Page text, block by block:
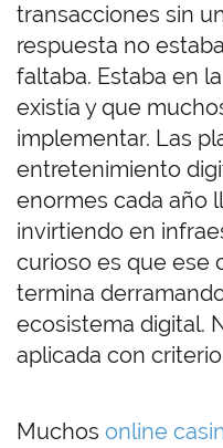
transacciones sin
respuesta no
faltaba. Estaba en
existía y que
implementar. Las
entretenimiento
enormes cada año
invirtiendo en
curioso es que ese
termina
ecosistema digital.
aplicada con
Muchos online